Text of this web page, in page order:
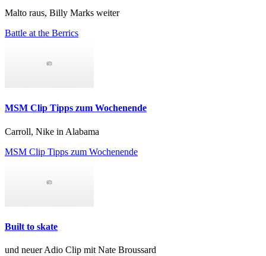
Malto raus, Billy Marks weiter
Battle at the Berrics
MSM Clip Tipps zum Wochenende
Carroll, Nike in Alabama
MSM Clip Tipps zum Wochenende
Built to skate
und neuer Adio Clip mit Nate Broussard